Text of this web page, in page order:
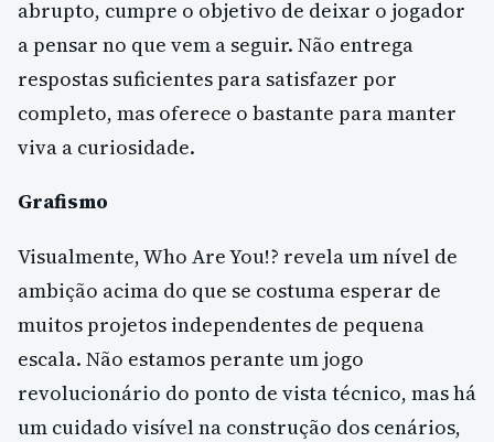
abrupto, cumpre o objetivo de deixar o jogador
a pensar no que vem a seguir. Não entrega
respostas suficientes para satisfazer por
completo, mas oferece o bastante para manter
viva a curiosidade.
Grafismo
Visualmente, Who Are You!? revela um nível de
ambição acima do que se costuma esperar de
muitos projetos independentes de pequena
escala. Não estamos perante um jogo
revolucionário do ponto de vista técnico, mas há
um cuidado visível na construção dos cenários,